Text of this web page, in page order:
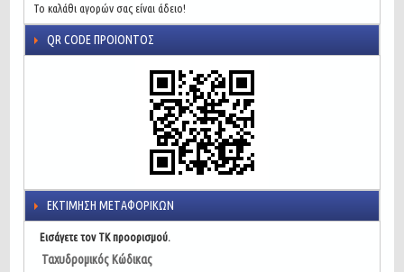
Το καλάθι αγορών σας είναι άδειο!
QR CODE ΠΡΟΙΌΝΤΟΣ
ΕΚΤΊΜΗΣΗ ΜΕΤΑΦΟΡΙΚΏΝ
Εισάγετε τον ΤΚ προορισμού.
Ταχυδρομικός Κώδικας